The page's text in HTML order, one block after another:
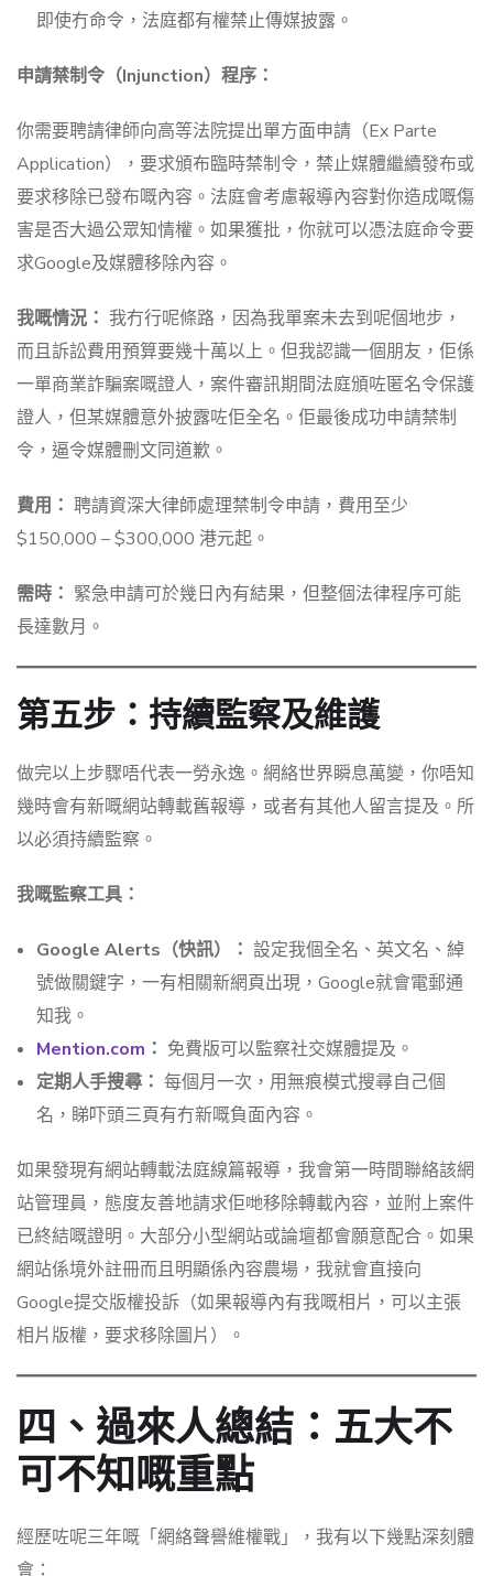
即使冇命令，法庭都有權禁止傳媒披露。
申請禁制令（Injunction）程序：
你需要聘請律師向高等法院提出單方面申請（Ex Parte
Application），要求頒布臨時禁制令，禁止媒體繼續發布或
要求移除已發布嘅內容。法庭會考慮報導內容對你造成嘅傷
害是否大過公眾知情權。如果獲批，你就可以憑法庭命令要
求Google及媒體移除內容。
我嘅情況： 我冇行呢條路，因為我單案未去到呢個地步，
而且訴訟費用預算要幾十萬以上。但我認識一個朋友，佢係
一單商業詐騙案嘅證人，案件審訊期間法庭頒咗匿名令保護
證人，但某媒體意外披露咗佢全名。佢最後成功申請禁制
令，逼令媒體刪文同道歉。
費用： 聘請資深大律師處理禁制令申請，費用至少
$150,000 – $300,000 港元起。
需時： 緊急申請可於幾日內有結果，但整個法律程序可能
長達數月。
第五步：持續監察及維護
做完以上步驟唔代表一勞永逸。網絡世界瞬息萬變，你唔知
幾時會有新嘅網站轉載舊報導，或者有其他人留言提及。所
以必須持續監察。
我嘅監察工具：
Google Alerts（快訊）： 設定我個全名、英文名、綽
號做關鍵字，一有相關新網頁出現，Google就會電郵通
知我。
Mention.com ： 免費版可以監察社交媒體提及。
定期人手搜尋： 每個月一次，用無痕模式搜尋自己個
名，睇吓頭三頁有冇新嘅負面內容。
如果發現有網站轉載法庭線篇報導，我會第一時間聯絡該網
站管理員，態度友善地請求佢哋移除轉載內容，並附上案件
已終結嘅證明。大部分小型網站或論壇都會願意配合。如果
網站係境外註冊而且明顯係內容農場，我就會直接向
Google提交版權投訴（如果報導內有我嘅相片，可以主張
相片版權，要求移除圖片）。
四、過來人總結：五大不
可不知嘅重點
經歷咗呢三年嘅「網絡聲譽維權戰」，我有以下幾點深刻體
會：